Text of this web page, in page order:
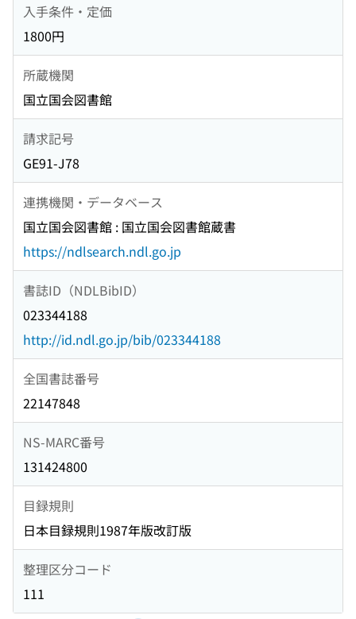
入手条件・定価
1800円
所蔵機関
国立国会図書館
請求記号
GE91-J78
連携機関・データベース
国立国会図書館 : 国立国会図書館蔵書
https://ndlsearch.ndl.go.jp
書誌ID（NDLBibID）
023344188
http://id.ndl.go.jp/bib/023344188
全国書誌番号
22147848
NS-MARC番号
131424800
目録規則
日本目録規則1987年版改訂版
整理区分コード
111